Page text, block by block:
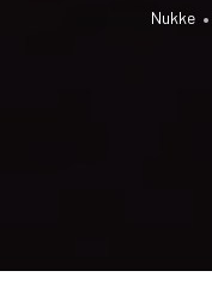
Nukke